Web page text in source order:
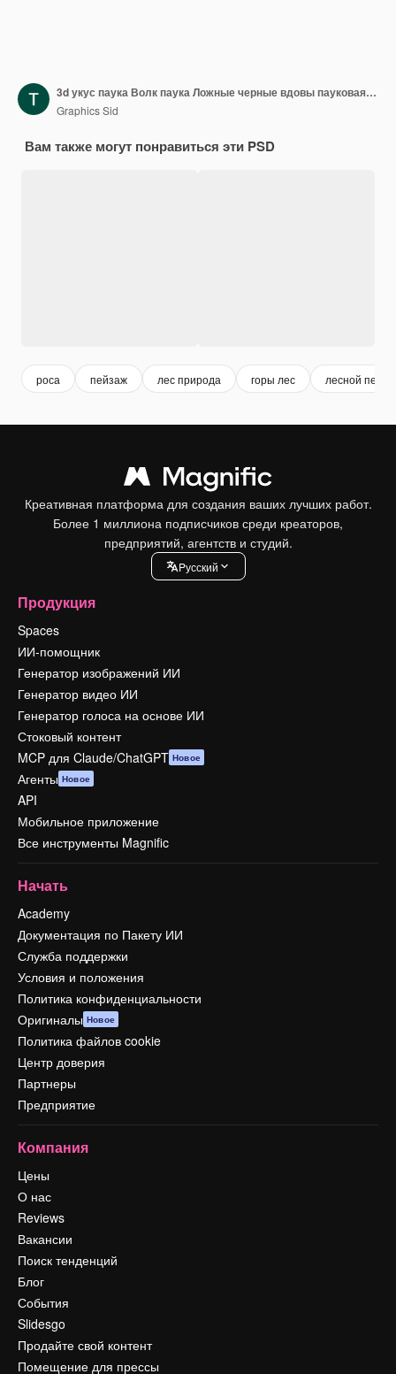
3d укус паука Волк паука Ложные черные вдовы пауковая сеть
Graphics Sid
Вам также могут понравиться эти PSD
роса пейзаж лес природа горы лес лесной
Креативная платформа для создания ваших лучших работ.
Более 1 миллиона подписчиков среди креаторов,
предприятий, агентств и студий.
Pусский
Продукция
Spaces
ИИ-помощник
Генератор изображений ИИ
Генератор видео ИИ
Генератор голоса на основе ИИ
Стоковый контент
MCP для Claude/ChatGPT Новое
Агенты Новое
API
Мобильное приложение
Все инструменты Magnific
Начать
Academy
Документация по Пакету ИИ
Служба поддержки
Условия и положения
Политика конфиденциальности
Оригиналы Новое
Политика файлов cookie
Центр доверия
Партнеры
Предприятие
Компания
Цены
О нас
Reviews
Вакансии
Поиск тенденций
Блог
События
Slidesgo
Продайте свой контент
Помещение для прессы